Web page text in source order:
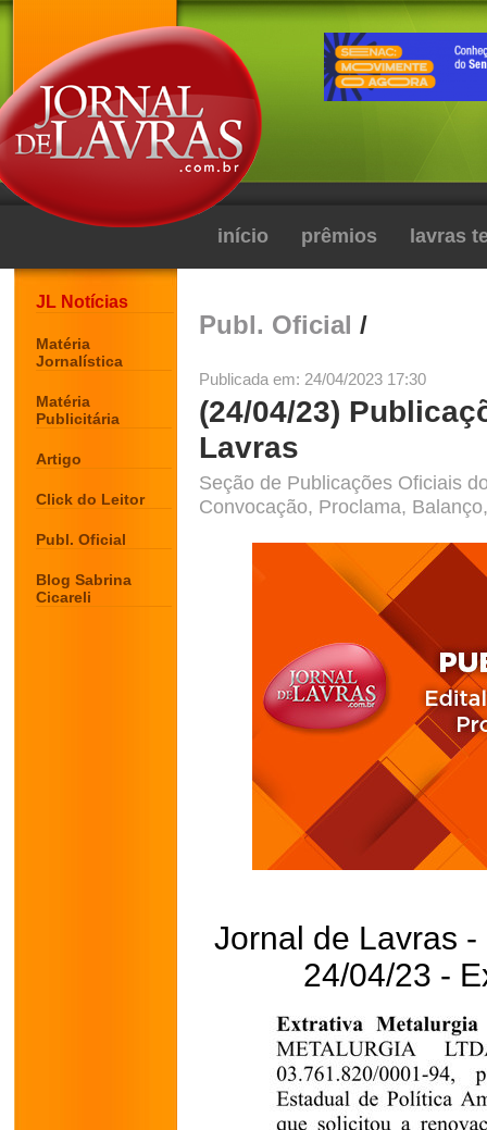
início prêmios lavras
JL Notícias
Matéria
Jornalística
Matéria
Publicitária
Artigo
Click do Leitor
Publ. Oficial
Blog Sabrina
Cicareli
Publ. Oficial /
Publicada em: 24/04/2023 17:30
(24/04/23)
Lavras
Seção de Publicações Oficiais
Convocação, Proclama,
Jornal de Lavras
24/04/23 -